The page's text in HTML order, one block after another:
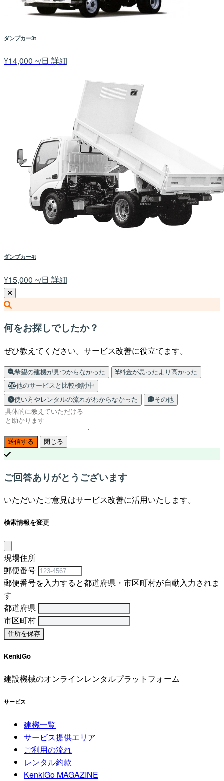
ダンプカー3t
¥14,000 ~/日 詳細
ダンプカー4t
¥15,000 ~/日 詳細
何をお探しでしたか？
ぜひ教えてください。サービス改善に役立てます。
希望の建機が見つからなかった
料金が思ったより高かった
他のサービスと比較検討中
使い方やレンタルの流れがわからなかった
その他
送信する 閉じる
ご回答ありがとうございます
いただいたご意見はサービス改善に活用いたします。
検索情報を変更
現場住所
郵便番号
郵便番号を入力すると都道府県・市区町村が自動入力されま
す
都道府県
市区町村
KenkiGo
建設機械のオンラインレンタルプラットフォーム
サービス
建機一覧
サービス提供エリア
ご利用の流れ
レンタル約款
KenkiGo MAGAZINE